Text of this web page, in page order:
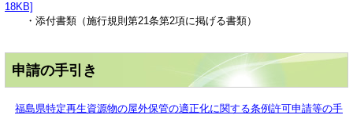
18KB]
・添付書類（施行規則第21条第2項に掲げる書類）
申請の手引き
福島県特定再生資源物の屋外保管の適正化に関する条例許可申請等の手